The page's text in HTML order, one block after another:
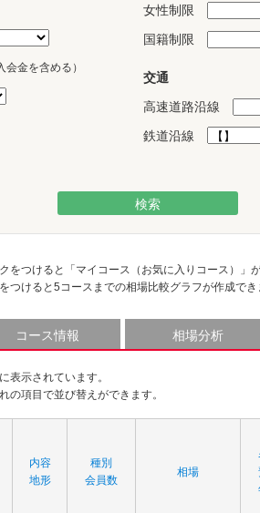
金を含める）
女性制限
国籍制限
交通
高速道路沿線
鉄道沿線
つけると「マイコース（お気に入りコース）」
けると5コースまでの相場比較グラフが作成でき
コース情報 相場分析
表示されています。
の項目で並び替えができます。
内容
地形
種別
会員数
相場